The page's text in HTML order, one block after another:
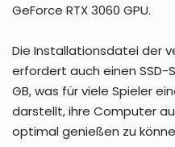
GeForce RTX 3060 GPU.
Die Installationsdatei der
erfordert auch einen SSD-
GB, was für viele Spieler
darstellt, ihre Computer
optimal genießen zu